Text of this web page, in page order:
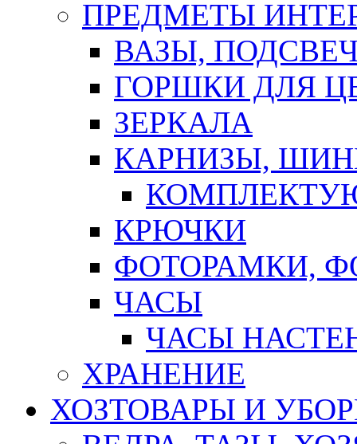
ПРЕДМЕТЫ
ВАЗЫ,
ГОРШКИ ДЛЯ
ЗЕРКАЛА
КАРНИЗЫ,
КРЮЧКИ
ФОТОРАМКИ,
ЧАСЫ
ЧАСЫ
ХРАНЕНИЕ
ХОЗТОВАРЫ И